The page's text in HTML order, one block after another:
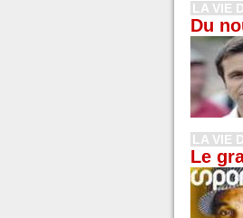
LA VIE
Du
LA VIE
Le